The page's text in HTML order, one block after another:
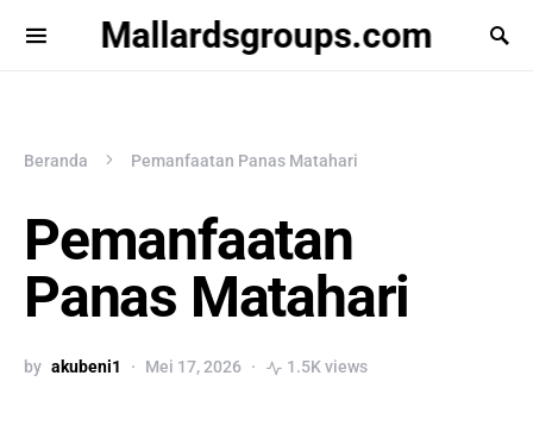
Mallardsgroups.com
Beranda Pemanfaatan Panas Matahari
Pemanfaatan
Panas Matahari
by akubeni1 Mei 17, 2026 1.5K views